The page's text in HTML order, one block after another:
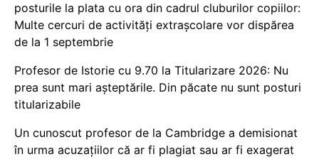
posturile la plata cu ora din cadrul cluburilor copiilor:
Multe cercuri de activități extrașcolare vor dispărea
de la 1 septembrie
Profesor de Istorie cu 9.70 la Titularizare 2026: Nu
prea sunt mari așteptările. Din păcate nu sunt posturi
titularizabile
Un cunoscut profesor de la Cambridge a demisionat
în urma acuzațiilor că ar fi plagiat sau ar fi exagerat